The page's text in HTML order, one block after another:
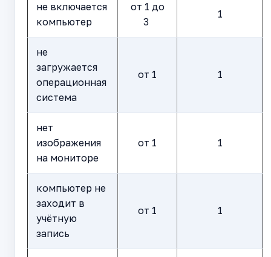
не включается
компьютер
от 1 до
3
1
не
загружается
операционная
система
от 1 1
нет
изображения
на мониторе
от 1 1
компьютер не
заходит в
учётную
запись
от 1 1